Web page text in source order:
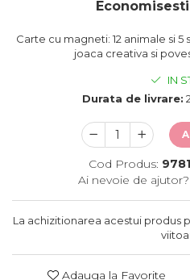
Carte cu magneti: 12 animale si
joaca creativa si
IN
Durata de livrare:
Cod Produs:
Ai nevoie de ajutor?
La achizitionarea acestui produs
Adauga la Favorite